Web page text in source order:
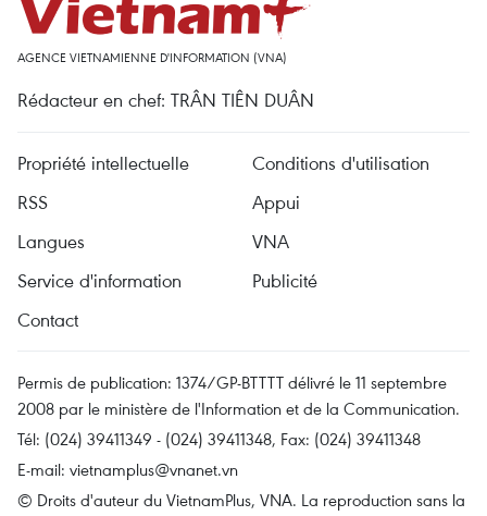
AGENCE VIETNAMIENNE D'INFORMATION (VNA)
Rédacteur en chef: TRÂN TIÊN DUÂN
Propriété intellectuelle
Conditions d'utilisation
RSS
Appui
Langues
VNA
Service d'information
Publicité
Contact
Permis de publication: 1374/GP-BTTTT délivré le 11 septembre
2008 par le ministère de l'Information et de la Communication.
Tél: (024) 39411349 - (024) 39411348, Fax: (024) 39411348
E-mail: vietnamplus@vnanet.vn
© Droits d'auteur du VietnamPlus, VNA. La reproduction sans la